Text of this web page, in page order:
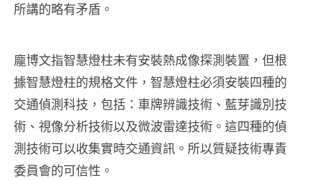
所講的略有矛盾。
龐博文指智慧燈柱未有安裝熱成像探測裝置，但根
據智慧燈柱的規格文件，智慧燈柱必須安裝四種的
交通偵測科技，包括：車牌辨識技術、藍芽識別技
術、視像分析技術以及微波雷達技術。這四種的偵
測技術可以收集實時交通資訊。所以質疑技術專責
委員會的可信性。